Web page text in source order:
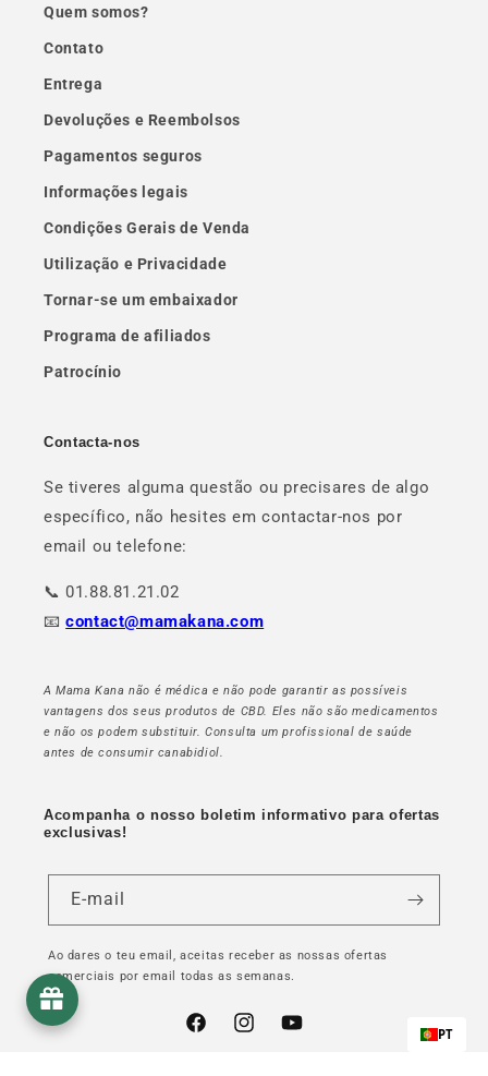
Quem somos?
Contato
Entrega
Devoluções e Reembolsos
Pagamentos seguros
Informações legais
Condições Gerais de Venda
Utilização e Privacidade
Tornar-se um embaixador
Programa de afiliados
Patrocínio
Contacta-nos
Se tiveres alguma questão ou precisares de algo
específico, não hesites em contactar-nos por
email ou telefone:
📞 01.88.81.21.02
📧contact@mamakana.com
A Mama Kana não é médica e não pode garantir as possíveis
vantagens dos seus produtos de CBD. Eles não são medicamentos
e não os podem substituir. Consulta um profissional de saúde
antes de consumir canabidiol.
Acompanha o nosso boletim informativo para ofertas
exclusivas!
E-mail
Ao dares o teu email, aceitas receber as nossas ofertas
comerciais por email todas as semanas.
FacebookInstagramYouTube PT